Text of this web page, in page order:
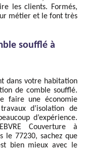
les clients. Formés,
métier et le font très
soufflé à
dans votre habitation
de comble soufflé.
faire une économie
d’isolation de
d’expérience.
Couverture à
le 77230, sachez que
bien mieux avec le